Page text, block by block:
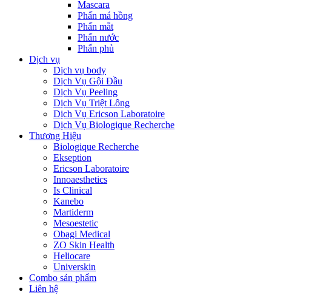
Mascara
Phấn má hồng
Phấn mắt
Phấn nước
Phấn phủ
Dịch vụ
Dịch vụ body
Dịch Vụ Gội Đầu
Dịch Vụ Peeling
Dịch Vụ Triệt Lông
Dịch Vụ Ericson Laboratoire
Dịch Vụ Biologique Recherche
Thương Hiệu
Biologique Recherche
Ekseption
Ericson Laboratoire
Innoaesthetics
Is Clinical
Kanebo
Martiderm
Mesoestetic
Obagi Medical
ZO Skin Health
Heliocare
Universkin
Combo sản phẩm
Liên hệ